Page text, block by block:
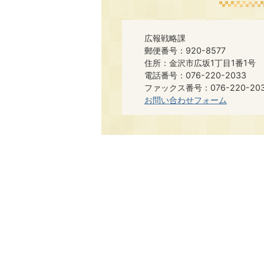
広報戦略課
郵便番号：920-8577
住所：金沢市広坂1丁目1番1号
電話番号：076-220-2033
ファックス番号：076-220-
お問い合わせフォーム